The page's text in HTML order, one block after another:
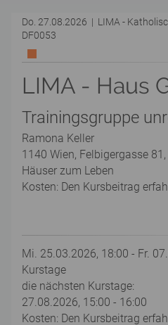
Do. 27.08.2026 | LIMA -
DF0053
LIMA - Haus
Trainingsgruppe
Ramona Keller
1140 Wien, Felbigergasse
Häuser zum Leben
Kosten: Den Kursbeitrag
Mi. 25.03.2026, 18:00 - Fr.
Kurstage
die nächsten Kurstage:
27.08.2026, 15:00 - 16:00
Kosten: Den Kursbeitrag